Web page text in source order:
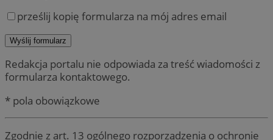
prześlij kopię formularza na mój adres email
Redakcja portalu nie odpowiada za treść wiadomości z
formularza kontaktowego.
* pola obowiązkowe
Zgodnie z art. 13 ogólnego rozporządzenia o ochronie